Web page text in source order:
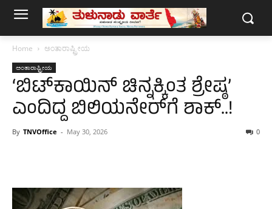
Home ಅಂತಾರಾಷ್ಟ್ರೀಯ
ಅಂತಾರಾಷ್ಟ್ರೀಯ
‘ಬಿಟ್‌ಕಾಯಿನ್ ಚಿನ್ನಕ್ಕಿಂತ ಶ್ರೇಷ್ಠ’
ಎಂದಿದ್ದ ಬಿಲಿಯನೇರ್‌ಗೆ ಶಾಕ್..!
By TNVOffice - May 30, 2026 0